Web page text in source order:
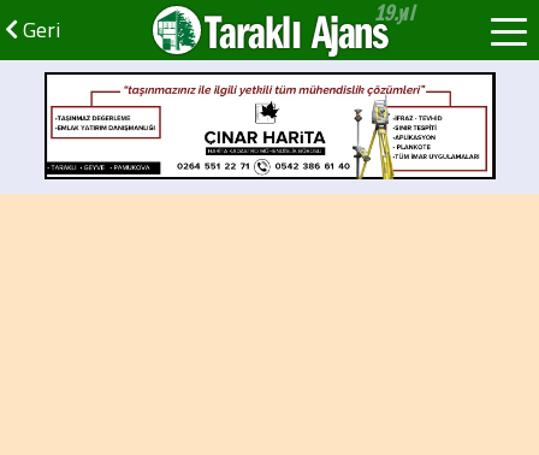
Geri Taraklı Ajans